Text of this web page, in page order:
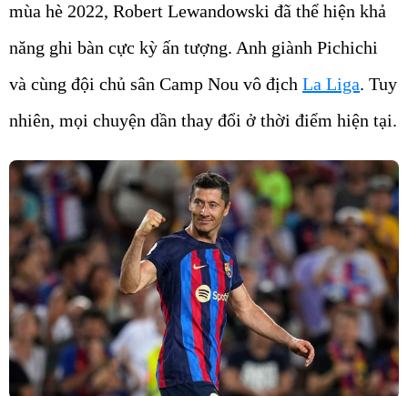
mùa hè 2022, Robert Lewandowski đã thể hiện khả
năng ghi bàn cực kỳ ấn tượng. Anh giành Pichichi
và cùng đội chủ sân Camp Nou vô địch La Liga. Tuy
nhiên, mọi chuyện dần thay đổi ở thời điểm hiện tại.